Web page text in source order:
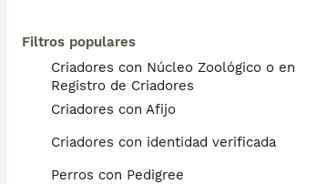
Filtros populares
Criadores con Núcleo Zoológico o en el
Registro de Criadores
Criadores con Afijo
Criadores con identidad verificada
Perros con Pedigree